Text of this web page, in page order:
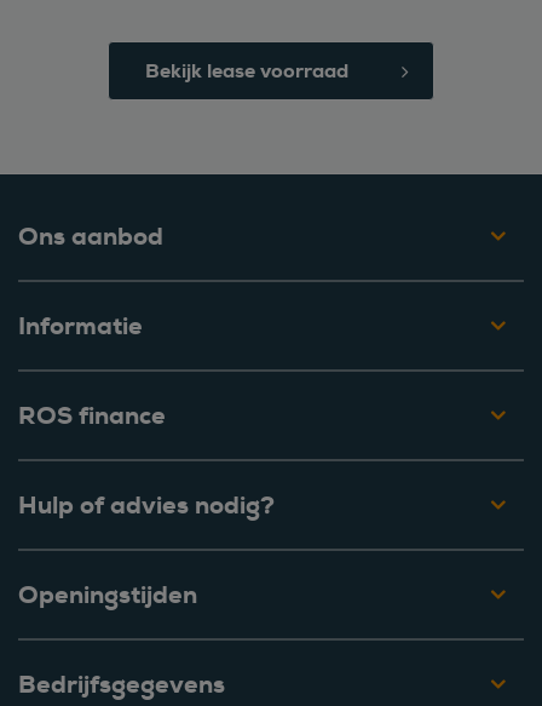
Bekijk lease voorraad
Ons aanbod
Informatie
ROS finance
Hulp of advies nodig?
Openingstijden
Bedrijfsgegevens